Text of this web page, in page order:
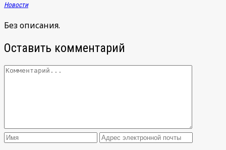
Новости
Без описания.
Оставить комментарий